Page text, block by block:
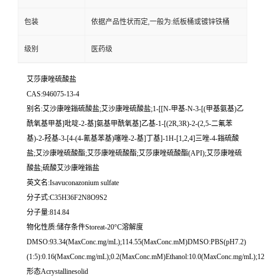
包装 依据产品性状而定,一般为:纸板桶或镀锌铁桶
级别 医药级
艾莎康唑硫酸盐
CAS:946075-13-4
别名:艾沙康唑鎓硫酸盐;艾沙康唑硫酸盐;1-[[N-甲基-N-3-[(甲基氨基)乙
酰氧基甲基]吡啶-2-基]氨基甲酰氧基]乙基-1-[(2R,3R)-2-(2,5-二氟苯
基)-2-羟基-3-[4-(4-氰基苯基)噻唑-2-基]丁基]-1H-[1,2,4]三唑-4-鎓硫酸
盐;艾沙康唑硫酸酯;艾莎康唑硫酸酯;艾莎康唑硫酸酯(API);艾莎康唑硫
酸盐;硫酸艾沙康唑鎓盐
英文名:Isavuconazonium sulfate
分子式:C35H36F2N8O9S2
分子量:814.84
物化性质:储存条件Storeat-20°C溶解度
DMSO:93.34(MaxConc.mg/mL);114.55(MaxConc.mM)DMSO:PBS(pH7.2)
(1:5):0.16(MaxConc.mg/mL);0.2(MaxConc.mM)Ethanol:10.0(MaxConc.mg/
形态Acrystallinesolid